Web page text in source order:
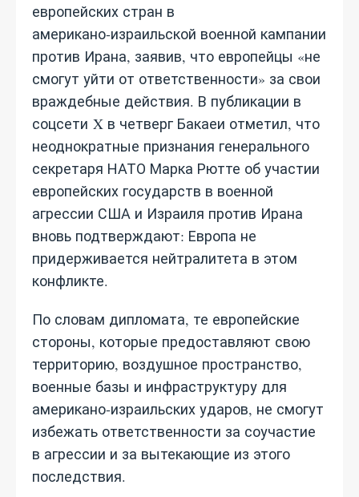
европейских стран в
американо‑израильской военной кампании
против Ирана, заявив, что европейцы «не
смогут уйти от ответственности» за свои
враждебные действия. В публикации в
соцсети X в четверг Бакаеи отметил, что
неоднократные признания генерального
секретаря НАТО Марка Рютте об участии
европейских государств в военной
агрессии США и Израиля против Ирана
вновь подтверждают: Европа не
придерживается нейтралитета в этом
конфликте.
По словам дипломата, те европейские
стороны, которые предоставляют свою
территорию, воздушное пространство,
военные базы и инфраструктуру для
американо‑израильских ударов, не смогут
избежать ответственности за соучастие
в агрессии и за вытекающие из этого
последствия.